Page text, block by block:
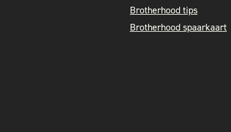
Brotherhood tips
Brotherhood spaarkaart